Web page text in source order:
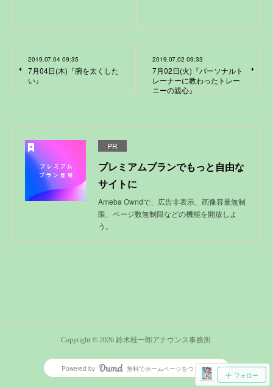
2019.07.04 09:35
7月04日(木)『腕を太くした
い』
2019.07.02 09:33
7月02日(火)『パーソナルト
レーナーに教わったトレー
ニーの親心』
PR
プレミアムプランでもっと自由な
サイトに
Ameba Owndで、広告非表示、画像容量無制
限、ページ数無制限などの機能を開放しよ
う。
フォロー
Copyright © 2026 鈴木桂一郎アナウンス事務所.
Powered by AmebaOwnd
無料でホームページをつくろう